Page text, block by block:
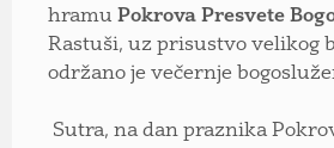
hramu Pokrova Presvete
Rastuši, uz prisustvo velikog
održano je večernje
Sutra, na dan praznika